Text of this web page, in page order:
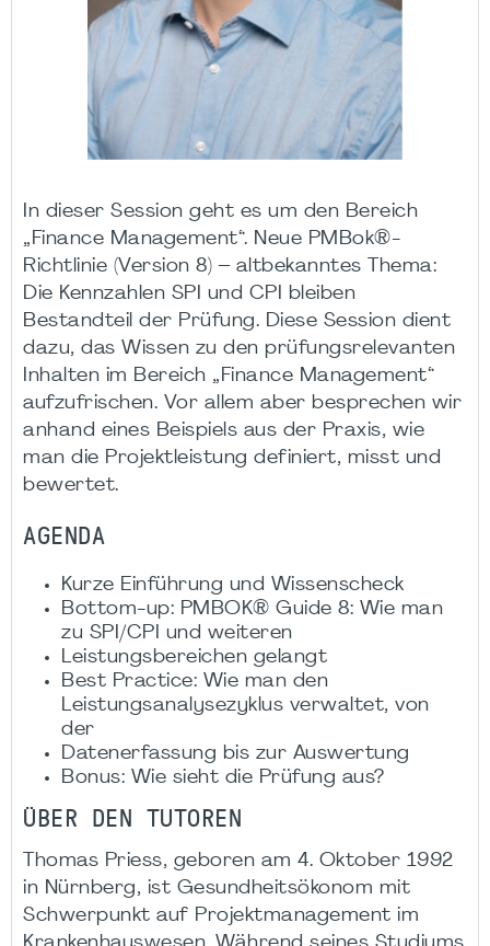
In dieser Session geht es um den Bereich
„Finance Management“. Neue PMBok®-
Richtlinie (Version 8) – altbekanntes Thema:
Die Kennzahlen SPI und CPI bleiben
Bestandteil der Prüfung. Diese Session dient
dazu, das Wissen zu den prüfungsrelevanten
Inhalten im Bereich „Finance Management“
aufzufrischen. Vor allem aber besprechen wir
anhand eines Beispiels aus der Praxis, wie
man die Projektleistung definiert, misst und
bewertet.
AGENDA
Kurze Einführung und Wissenscheck
Bottom-up: PMBOK® Guide 8: Wie man
zu SPI/CPI und weiteren
Leistungsbereichen gelangt
Best Practice: Wie man den
Leistungsanalysezyklus verwaltet, von
der
Datenerfassung bis zur Auswertung
Bonus: Wie sieht die Prüfung aus?
ÜBER DEN TUTOREN
Thomas Priess, geboren am 4. Oktober 1992
in Nürnberg, ist Gesundheitsökonom mit
Schwerpunkt auf Projektmanagement im